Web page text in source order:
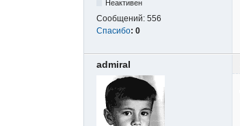
Неактивен
Сообщений: 556
Спасибо: 0
admiral